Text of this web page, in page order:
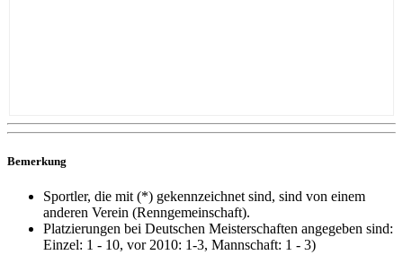
Bemerkung
Sportler, die mit (*) gekennzeichnet sind, sind von einem
anderen Verein (Renngemeinschaft).
Platzierungen bei Deutschen Meisterschaften angegeben sind:
Einzel: 1 - 10, vor 2010: 1-3, Mannschaft: 1 - 3)